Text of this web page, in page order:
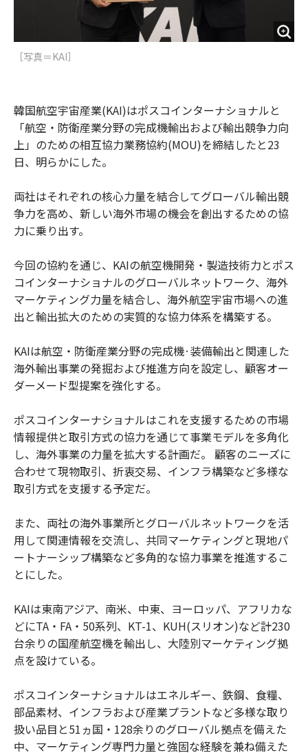
［写真＝KAI］
韓国航空宇宙産業(KAI)はポスコインターナショナルと
「航空・防衛産業分野の完成機輸出および輸出競争力向
上」のための相互協力業務協約(MOU)を締結したと23
日、明らかにした。
両社はそれぞれの核心力量を結合してグローバル輸出競
争力を高め、新しい海外市場の機会を創出するための協
力に乗り出す。
今回の協約を通じ、KAIの航空機開発・製造技術力とポス
コインターナショナルのグローバルネットワーク、海外
マーケティング力量を結合し、海外航空宇宙市場への進
出と輸出拡大のための実質的な協力体系を構築する。
KAIは航空・防衛産業分野の完成機·装備輸出と関連した
海外輸出事業の発掘および推進方向を設定し、顧客オー
ダーメード型提案を強化する。
ポスコインターナショナルはこれを支援するための市場
情報提供と取引方式の協力を通じて事業モデルを多角化
し、海外事業の力量を拡大する計画だ。 顧客のニーズに
合わせて現物取引、折衷交易、インフラ構築など多様な
取引方式を支援する予定だ。
また、両社の海外事業所とグローバルネットワークを活
用して関連情報を交流し、共同マーケティングと現地パ
ートナーシップ構築など多角的な協力事業を推進するこ
とにした。
KAIは東南アジア、南米、中東、ヨーロッパ、アフリカな
どにTA・FA・50系列、KT-1、KUH(スリオン)など計230
台余りの国産航空機を輸出し、大陸別マーケティング拠
点を設けている。
ポスコインターナショナルはエネルギー、鉄鋼、食糧、
部品素材、インフラおよび産業プラントなど多様な取り
扱い品目と51ヵ国・128余りのグローバル拠点を備えた
中、マーケティング専門力量と強固な経験を兼ね備えた